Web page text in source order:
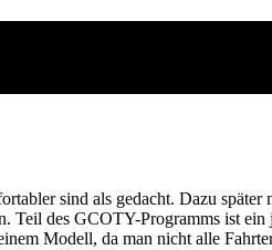
sind als gedacht. Dazu
des GCOTY-Programms ist
Modell, da man nicht alle